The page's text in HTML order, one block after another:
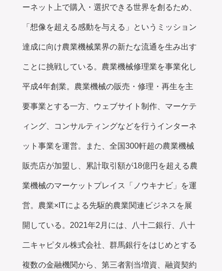
ーネット上で購入・選択できる世界を創るため、
「想像を超える感動を与える」というミッション
達成に向け農業機械業界の新たな流通を生み出す
ことに挑戦している。農業機械修理業を事業化し
平成4年創業。農業機械の販売・修理・再生を主
要事業とする一方、ウェブサイト制作、マーケテ
ィング、コンサルティングなどを行うインターネ
ット事業を運営。また、全国300軒超の農業機械
販売店が加盟し、累計取引額が18億円を超える農
業機械のマーケットプレイス「ノウキナビ」を運
営。農業×ITによる先駆的農業関連ビジネスを展
開している。2021年2月には、八十二銀行、八十
二キャピタル株式会社、群馬銀行をはじめとする
複数の金融機関から、第三者割当増資、融資契約